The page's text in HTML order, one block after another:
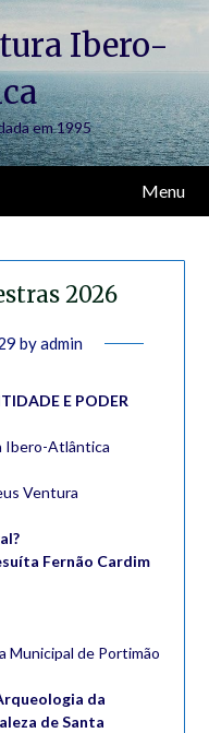
Ibero-
em 1995
Menu
2026
byadmin
E PODER
Ibero-Atlântica
Ventura
Fernão Cardim
Municipal de Portimão
da
de Santa